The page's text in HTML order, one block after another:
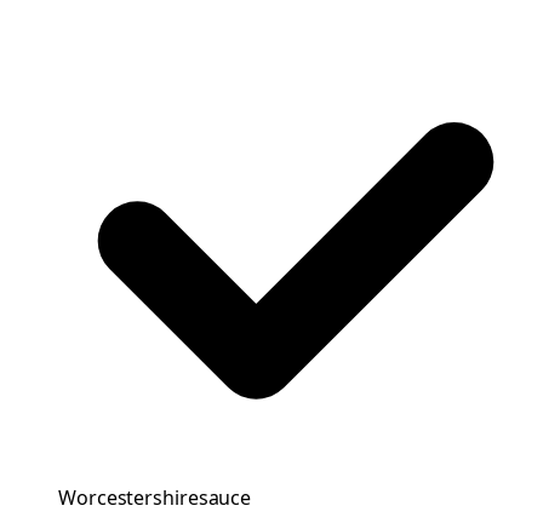
Worcestershiresauce